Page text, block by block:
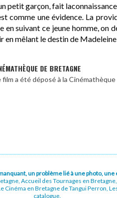
petit garçon, fait
comme une évidence. La
en suivant ce jeune homme, on
en mêlant le destin de Madeleine
DE BRETAGNE
film a été déposé à la
un problème lié à une photo,
Accueil des Tournages en
en Bretagne de Tangui Perron,
catalogue.